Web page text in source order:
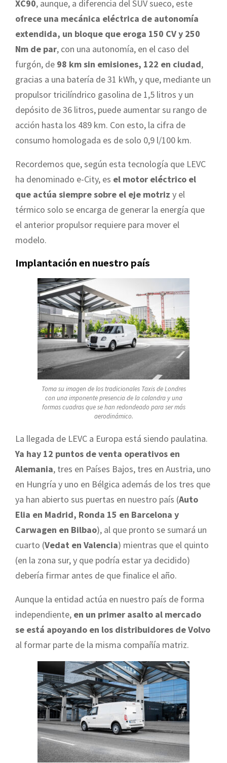
XC90, aunque, a diferencia del SUV sueco, este
ofrece una mecánica eléctrica de autonomía
extendida, un bloque que eroga 150 CV y 250
Nm de par, con una autonomía, en el caso del
furgón, de 98 km sin emisiones, 122 en ciudad,
gracias a una batería de 31 kWh, y que, mediante un
propulsor tricilíndrico gasolina de 1,5 litros y un
depósito de 36 litros, puede aumentar su rango de
acción hasta los 489 km. Con esto, la cifra de
consumo homologada es de solo 0,9 l/100 km.
Recordemos que, según esta tecnología que LEVC
ha denominado e-City, es el motor eléctrico el
que actúa siempre sobre el eje motriz y el
térmico solo se encarga de generar la energía que
el anterior propulsor requiere para mover el
modelo.
Implantación en nuestro país
Toma su imagen de los tradicionales Taxis de Londres
con una imponente presencia de la calandra y una
formas cuadras que se han redondeado para ser más
aerodinámico.
La llegada de LEVC a Europa está siendo paulatina.
Ya hay 12 puntos de venta operativos en
Alemania, tres en Países Bajos, tres en Austria, uno
en Hungría y uno en Bélgica además de los tres que
ya han abierto sus puertas en nuestro país (Auto
Elia en Madrid, Ronda 15 en Barcelona y
Carwagen en Bilbao), al que pronto se sumará un
cuarto (Vedat en Valencia) mientras que el quinto
(en la zona sur, y que podría estar ya decidido)
debería firmar antes de que finalice el año.
Aunque la entidad actúa en nuestro país de forma
independiente, en un primer asalto al mercado
se está apoyando en los distribuidores de Volvo
al formar parte de la misma compañía matriz.